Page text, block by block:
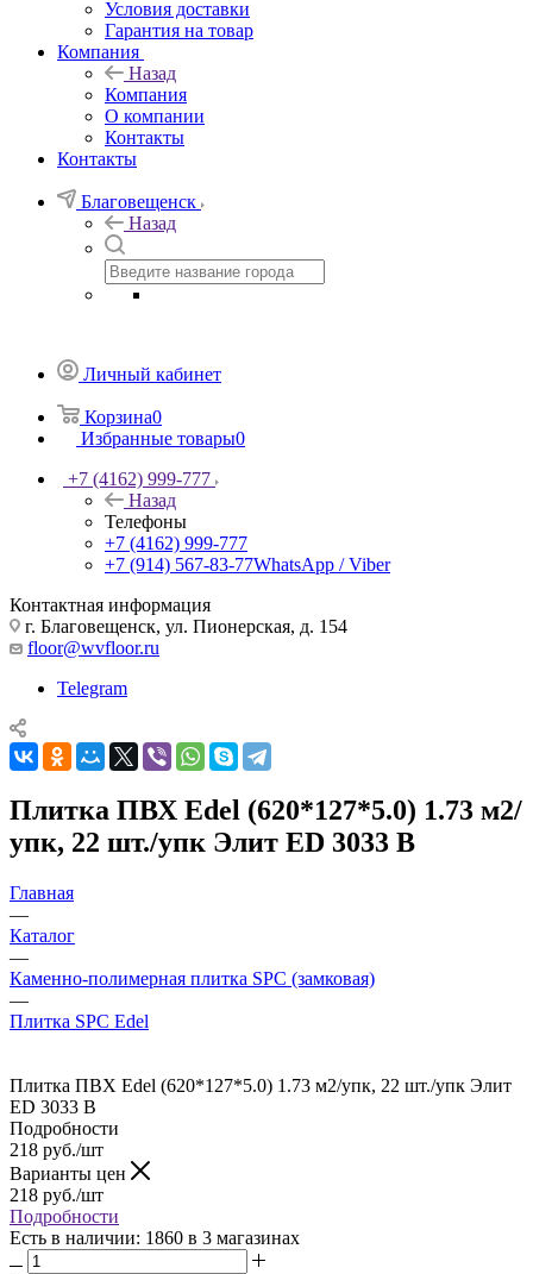
Условия доставки
Гарантия на товар
Компания
Назад
Компания
О компании
Контакты
Контакты
Благовещенск
Назад
Личный кабинет
Корзина0
Избранные товары0
+7 (4162) 999-777
Назад
Телефоны
+7 (4162) 999-777
+7 (914) 567-83-77WhatsApp / Viber
Контактная информация
г. Благовещенск, ул. Пионерская, д. 154
floor@wvfloor.ru
Telegram
Плитка ПВХ Edel (620*127*5.0) 1.73 м2/
упк, 22 шт./упк Элит ED 3033 В
Главная
—
Каталог
—
Каменно-полимерная плитка SPC (замковая)
—
Плитка SPC Edel
Плитка ПВХ Edel (620*127*5.0) 1.73 м2/упк, 22 шт./упк Элит
ED 3033 В
Подробности
218 руб./шт
Варианты цен
218 руб./шт
Подробности
Есть в наличии: 1860 в 3 магазинах